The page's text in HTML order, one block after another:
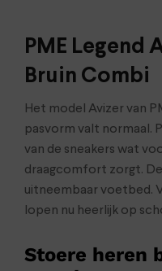
PME Legend
Bruin Combi
Het model Avizer van
pasvorm valt normaal.
van de sneakers wat
draagcomfort zorgt.
uitneembaar voetbed.
lopen nu heerlijk op
Stoere heren